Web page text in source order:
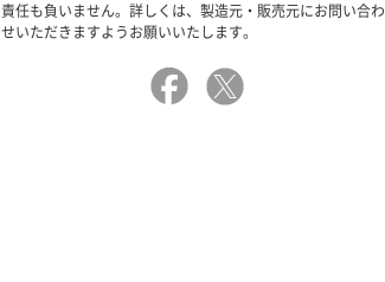
責任も負いません。詳しくは、製造元・販売元にお問い合わ
せいただきますようお願いいたします。